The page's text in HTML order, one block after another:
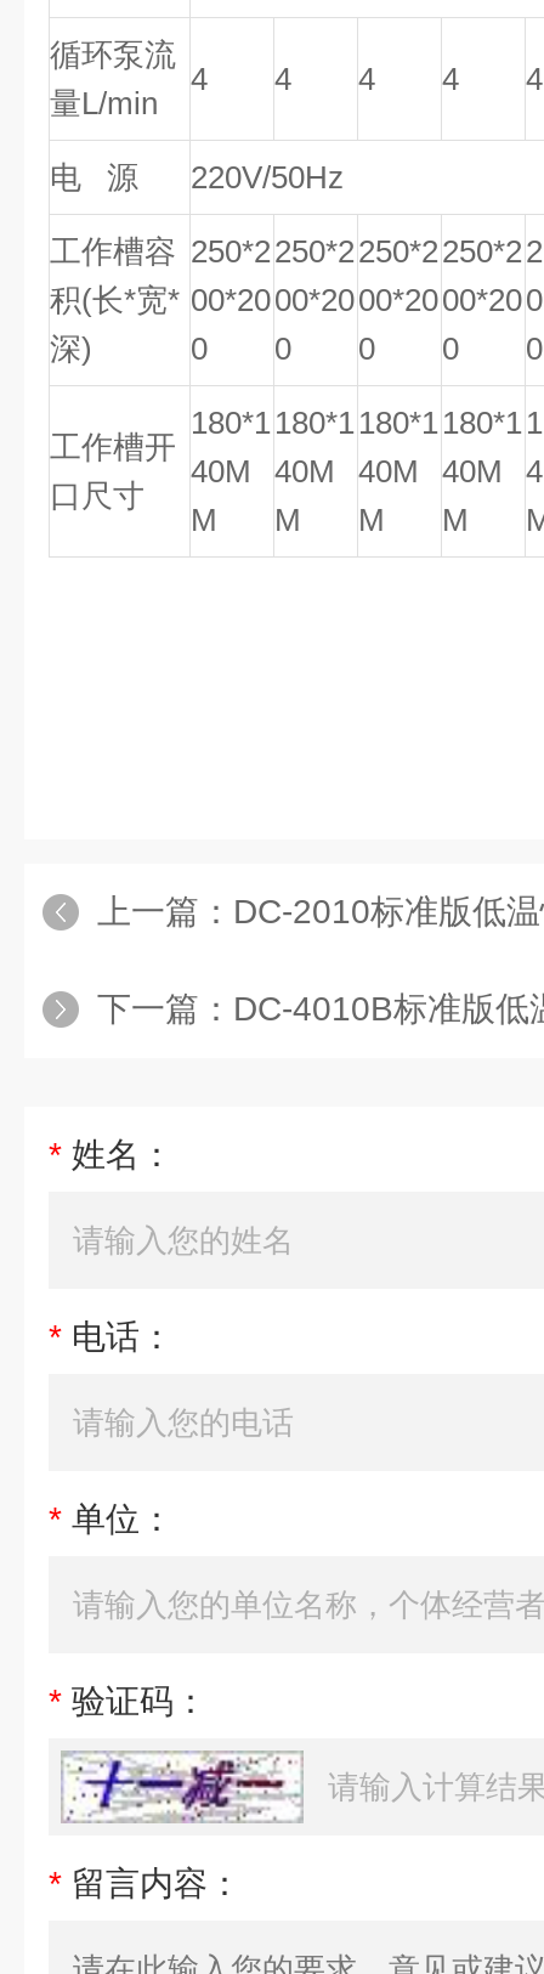
循环泵流
量L/min
4 4 4 4 4
电 源 220V/50Hz
工作槽容
积(长*宽*
深)
250*2
00*20
0
250*2
00*20
0
250*2
00*20
0
250*2
00*20
0
0
工作槽开
口尺寸
180*1
40M
M
180*1
40M
M
180*1
40M
M
180*1
40M
M
上一篇： DC-2010标准版低温
下一篇： DC-4010B标准版低
* 姓名：
* 电话：
* 单位：
* 验证码：
* 留言内容：